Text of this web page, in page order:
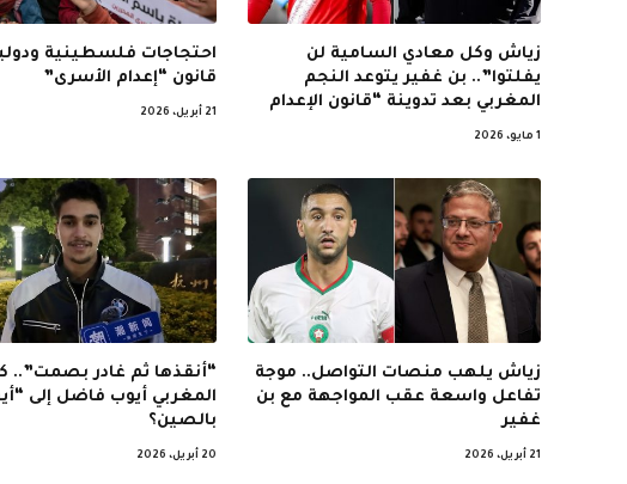
زياش وكل معادي السامية لن
يفلتوا”.. بن غفير يتوعد النجم
المغربي بعد تدوينة “قانون الإعدام
1 مايو، 2026
احتجاجات فلسطينية
قانون “إعدام الأسرى”
21 أبريل، 2026
زياش يلهب منصات التواصل.. موجة
تفاعل واسعة عقب المواجهة مع بن
غفير
21 أبريل، 2026
“أنقذها ثم غادر بصمت”..
المغربي أيوب فاضل إلى
بالصين؟
20 أبريل، 2026